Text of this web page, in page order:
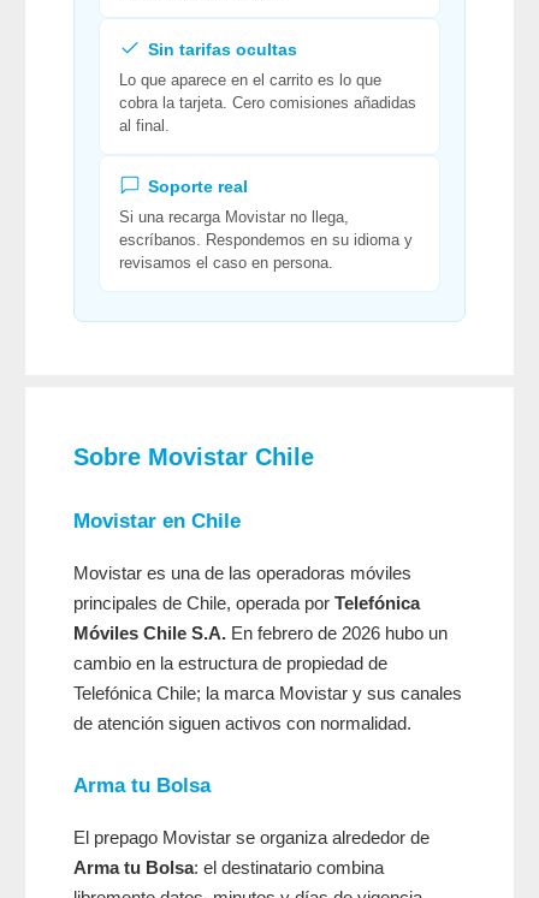
Sin tarifas ocultas
Lo que aparece en el carrito es lo que
cobra la tarjeta. Cero comisiones añadidas
al final.
Soporte real
Si una recarga Movistar no llega,
escríbanos. Respondemos en su idioma y
revisamos el caso en persona.
Sobre Movistar Chile
Movistar en Chile
Movistar es una de las operadoras móviles
principales de Chile, operada por Telefónica
Móviles Chile S.A. En febrero de 2026 hubo un
cambio en la estructura de propiedad de
Telefónica Chile; la marca Movistar y sus canales
de atención siguen activos con normalidad.
Arma tu Bolsa
El prepago Movistar se organiza alrededor de
Arma tu Bolsa: el destinatario combina